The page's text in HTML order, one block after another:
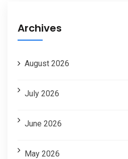
Archives
August 2026
July 2026
June 2026
May 2026